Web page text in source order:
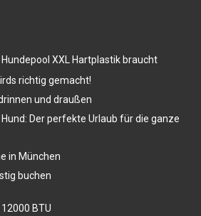
XXL Hartplastik braucht
richtig gemacht!
und draußen
Der perfekte Urlaub für die ganze
in München
buchen
BTU